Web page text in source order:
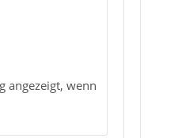
angezeigt, wenn